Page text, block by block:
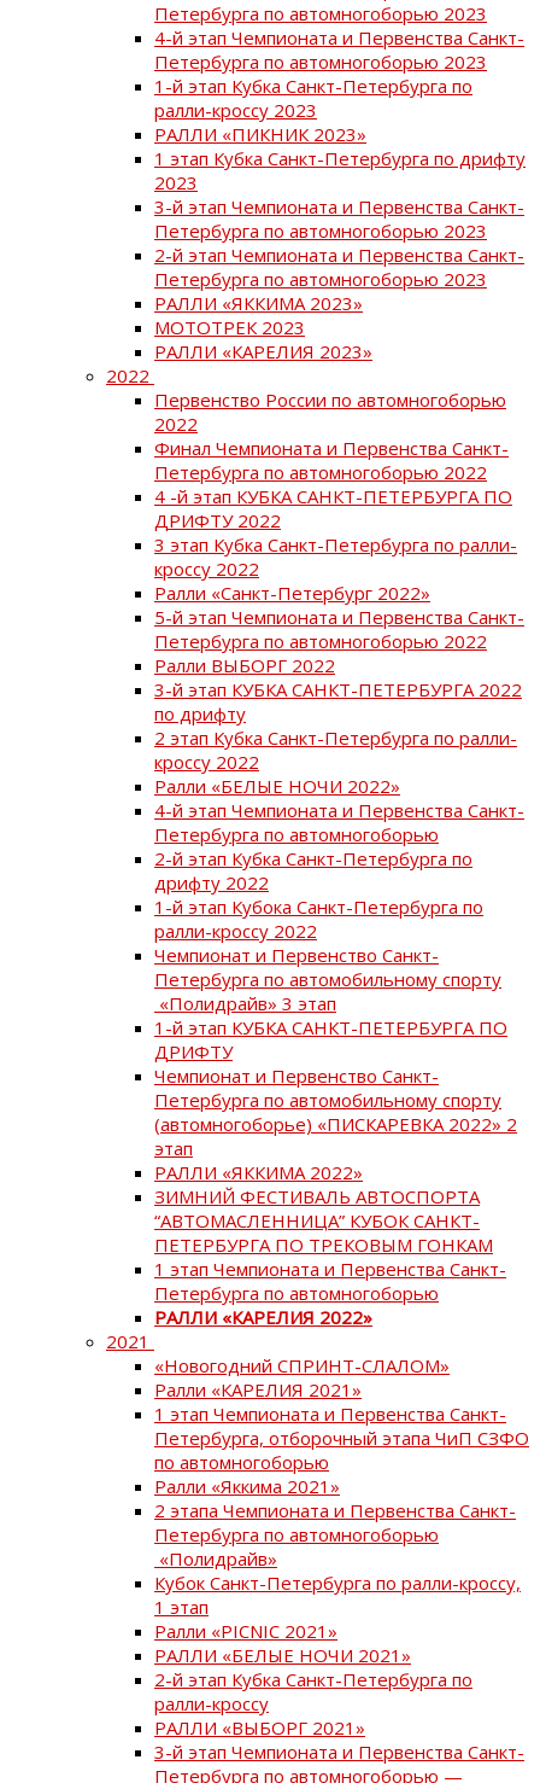
Петербурга по автомногоборью 2023
4-й этап Чемпионата и Первенства Санкт-
Петербурга по автомногоборью 2023
1-й этап Кубка Санкт-Петербурга по
ралли-кроссу 2023
РАЛЛИ «ПИКНИК 2023»
1 этап Кубка Санкт-Петербурга по дрифту
2023
3-й этап Чемпионата и Первенства Санкт-
Петербурга по автомногоборью 2023
2-й этап Чемпионата и Первенства Санкт-
Петербурга по автомногоборью 2023
РАЛЛИ «ЯККИМА 2023»
МОТОТРЕК 2023
РАЛЛИ «КАРЕЛИЯ 2023»
2022
Первенство России по автомногоборью
2022
Финал Чемпионата и Первенства Санкт-
Петербурга по автомногоборью 2022
4 -й этап КУБКА САНКТ-ПЕТЕРБУРГА ПО
ДРИФТУ 2022
3 этап Кубка Санкт-Петербурга по ралли-
кроссу 2022
Ралли «Санкт-Петербург 2022»
5-й этап Чемпионата и Первенства Санкт-
Петербурга по автомногоборью 2022
Ралли ВЫБОРГ 2022
3-й этап КУБКА САНКТ-ПЕТЕРБУРГА 2022
по дрифту
2 этап Кубка Санкт-Петербурга по ралли-
кроссу 2022
Ралли «БЕЛЫЕ НОЧИ 2022»
4-й этап Чемпионата и Первенства Санкт-
Петербурга по автомногоборью
2-й этап Кубка Санкт-Петербурга по
дрифту 2022
1-й этап Кубока Санкт-Петербурга по
ралли-кроссу 2022
Чемпионат и Первенство Санкт-
Петербурга по автомобильному спорту
«Полидрайв» 3 этап
1-й этап КУБКА САНКТ-ПЕТЕРБУРГА ПО
ДРИФТУ
Чемпионат и Первенство Санкт-
Петербурга по автомобильному спорту
(автомногоборье) «ПИСКАРЕВКА 2022» 2
этап
РАЛЛИ «ЯККИМА 2022»
ЗИМНИЙ ФЕСТИВАЛЬ АВТОСПОРТА
“АВТОМАСЛЕННИЦА” КУБОК САНКТ-
ПЕТЕРБУРГА ПО ТРЕКОВЫМ ГОНКАМ
1 этап Чемпионата и Первенства Санкт-
Петербурга по автомногоборью
РАЛЛИ «КАРЕЛИЯ 2022»
2021
«Новогодний СПРИНТ-СЛАЛОМ»
Ралли «КАРЕЛИЯ 2021»
1 этап Чемпионата и Первенства Санкт-
Петербурга, отборочный этапа ЧиП СЗФО
по автомногоборью
Ралли «Яккима 2021»
2 этапа Чемпионата и Первенства Санкт-
Петербурга по автомногоборью
«Полидрайв»
Кубок Санкт-Петербурга по ралли-кроссу,
1 этап
Ралли «PICNIC 2021»
РАЛЛИ «БЕЛЫЕ НОЧИ 2021»
2-й этап Кубка Санкт-Петербурга по
ралли-кроссу
РАЛЛИ «ВЫБОРГ 2021»
3-й этап Чемпионата и Первенства Санкт-
Петербурга по автомногоборью —